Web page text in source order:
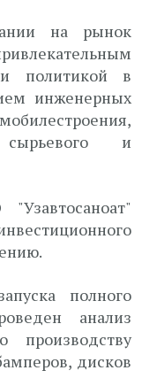
на рынок
политикой в
инженерных
сырьевого и
полного
анализ
производству
дисков